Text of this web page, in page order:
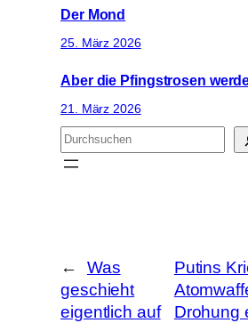
Der Mond
25. März 2026
Aber die Pfingstrosen
21. März 2026
S
u
←
Was
geschieht
eigentlich auf
Putins
Drohung